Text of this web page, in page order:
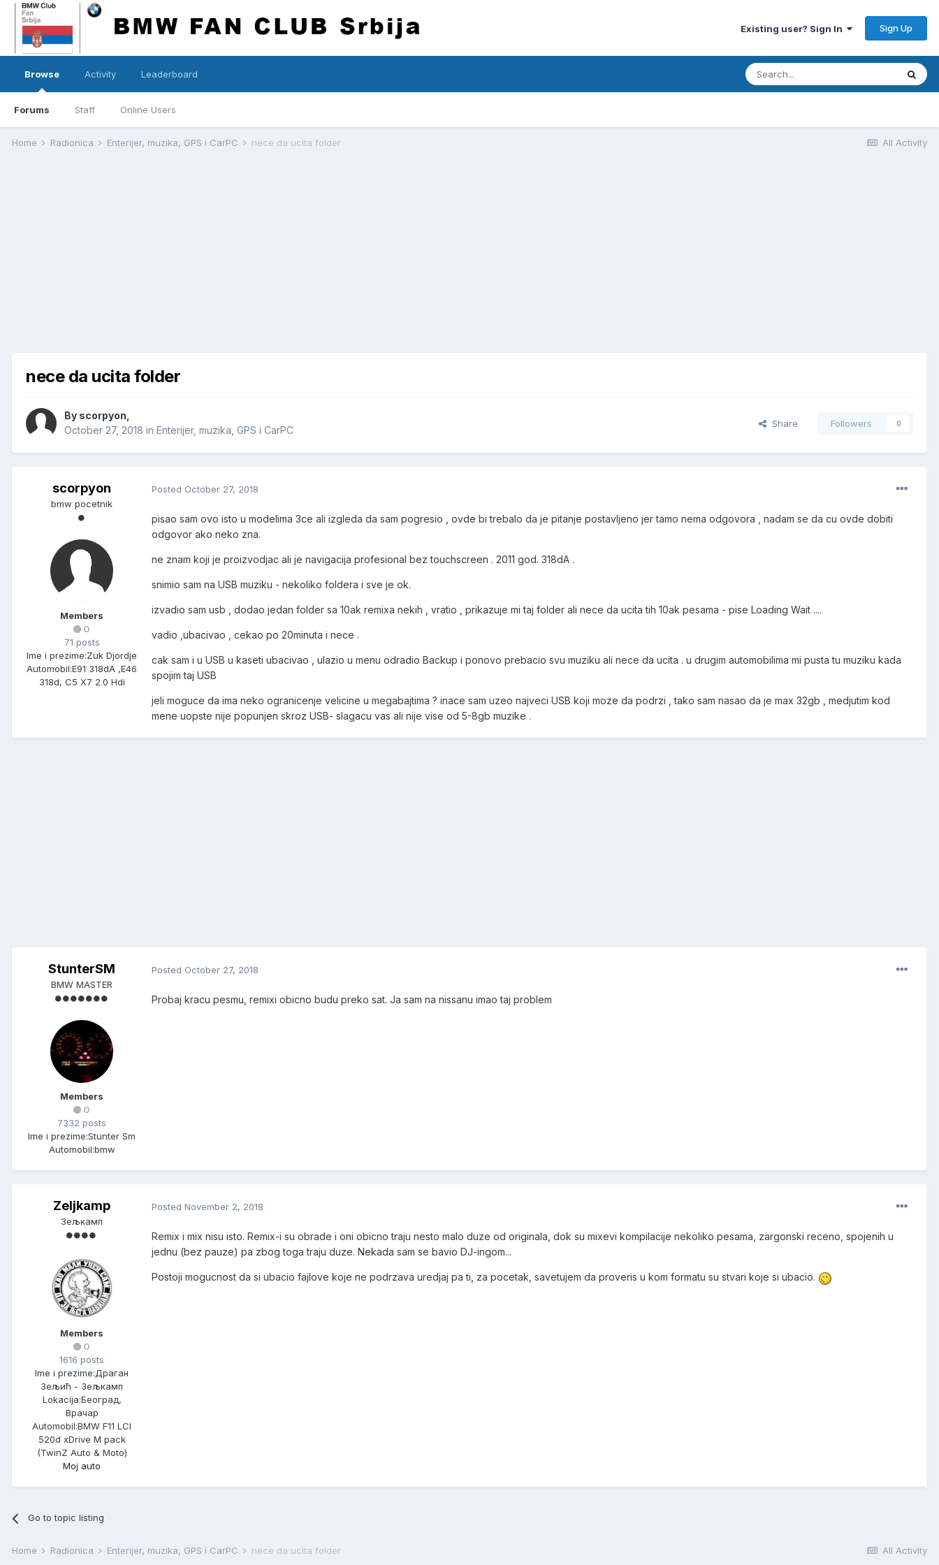
Existing user? Sign In Sign Up
Browse
Forums Staff Online Users
Activity Leaderboard
All Activity
Home Radionica Enterijer, muzika, GPS i CarPC nece da ucita folder
nece da ucita folder
By scorpyon
October 27, 2018 in Enterijer, muzika, GPS i CarPC
Share Followers 0
scorpyon
bmw pocetnik
Members
0
71 posts
Ime i prezime:Zuk Djordje
Automobil:E91 318dA ,E46
318d, C5 X7 2.0 Hdi
Posted October 27, 2018
pisao sam ovo isto u modelima 3ce ali izgleda da sam pogresio , ovde bi trebalo da je pitanje postavljeno jer tamo nema odgovora , nadam se da cu ovde dobiti
odgovor ako neko zna.
ne znam koji je proizvodjac ali je navigacija profesional bez touchscreen . 2011 god. 318dA .
snimio sam na USB muziku - nekoliko foldera i sve je ok.
izvadio sam usb , dodao jedan folder sa 10ak remixa nekih , vratio , prikazuje mi taj folder ali nece da ucita tih 10ak pesama - pise Loading Wait ....
vadio ,ubacivao , cekao po 20minuta i nece .
cak sam i u USB u kaseti ubacivao , ulazio u menu odradio Backup i ponovo prebacio svu muziku ali nece da ucita . u drugim automobilima mi pusta tu muziku kada
spojim taj USB
jeli moguce da ima neko ogranicenje velicine u megabajtima ? inace sam uzeo najveci USB koji moze da podrzi , tako sam nasao da je max 32gb , medjutim kod
mene uopste nije popunjen skroz USB- slagacu vas ali nije vise od 5-8gb muzike .
StunterSM
BMW MASTER
Members
0
7332 posts
Ime i prezime:Stunter Sm
Automobil:bmw
Posted October 27, 2018
Probaj kracu pesmu, remixi obicno budu preko sat. Ja sam na nissanu imao taj problem
Zeljkamp
Зељкамп
Members
0
1616 posts
Ime i prezime:Драган
Зељић - Зељкамп
Lokacija:Београд,
Врачар
Automobil:BMW F11 LCI
520d xDrive M pack
(TwinZ Auto & Moto)
Moj auto
Posted November 2, 2018
Remix i mix nisu isto. Remix-i su obrade i oni obicno traju nesto malo duze od originala, dok su mixevi kompilacije nekoliko pesama, zargonski receno, spojenih u
jednu (bez pauze) pa zbog toga traju duze. Nekada sam se bavio DJ-ingom...
Postoji mogucnost da si ubacio fajlove koje ne podrzava uredjaj pa ti, za pocetak, savetujem da proveris u kom formatu su stvari koje si ubacio.
Go to topic listing
All Activity
Home Radionica Enterijer, muzika, GPS i CarPC nece da ucita folder